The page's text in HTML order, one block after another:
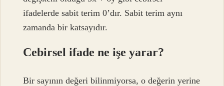
ifadelerde sabit terim 0’dır. Sabit terim aynı
zamanda bir katsayıdır.
Cebirsel ifade ne işe yarar?
Bir sayının değeri bilinmiyorsa, o değerin yerine